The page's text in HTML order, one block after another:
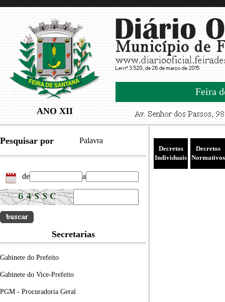
ANO XII
Feira
Pesquisar por Palavra
de a
Secretarias
Gabinete do Prefeito
Gabinete do Vice-Prefeito
PGM - Procuradoria Geral
Decretos
Individuais
Decretos
Normativos